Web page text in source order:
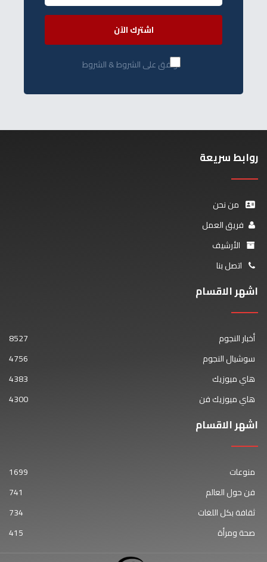
اشترك الآن
أوافق على الشروط & الشروط
روابط سريعة
من نحن
فريق العمل
الأرشيف
اتصل بنا
اشهر الاقسام
أخبار النجوم
8527
سوشيال النجوم
4756
هاي ميوزيك
4383
هاي ميوزيك فن
4300
اشهر الاقسام
منوعات
1699
فن حول العالم
741
ثقافة بكل اللغات
734
صحة ومرأة
415